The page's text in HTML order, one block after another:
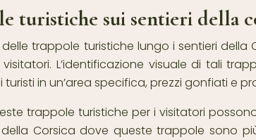
turistiche sui sentieri della
trappole turistiche lungo i sentieri
L’identificazione visuale di tali
in un’area specifica, prezzi gonfiati e
trappole turistiche per i visitatori
Corsica dove queste trappole sono